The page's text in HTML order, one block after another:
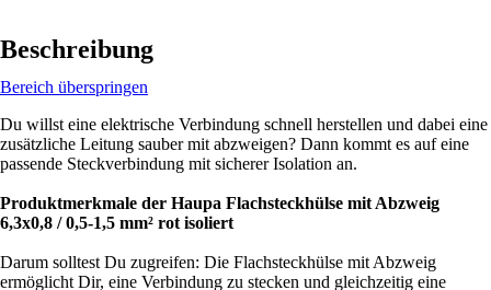
Beschreibung
Bereich überspringen
Du willst eine elektrische Verbindung schnell herstellen und dabei eine
zusätzliche Leitung sauber mit abzweigen? Dann kommt es auf eine
passende Steckverbindung mit sicherer Isolation an.
Produktmerkmale der Haupa Flachsteckhülse mit Abzweig
6,3x0,8 / 0,5-1,5 mm² rot isoliert
Darum solltest Du zugreifen: Die Flachsteckhülse mit Abzweig
ermöglicht Dir, eine Verbindung zu stecken und gleichzeitig eine